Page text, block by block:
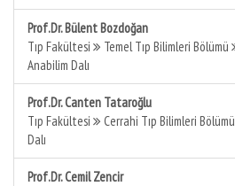
Prof.Dr. Bülent Bozdoğan
Tıp Fakültesi
Temel Tıp Bilimleri Bölümü
Anabilim Dalı
Prof.Dr. Canten Tataroğlu
Tıp Fakültesi
Cerrahi Tıp Bilimleri Bölümü
Dalı
Prof.Dr. Cemil Zencir